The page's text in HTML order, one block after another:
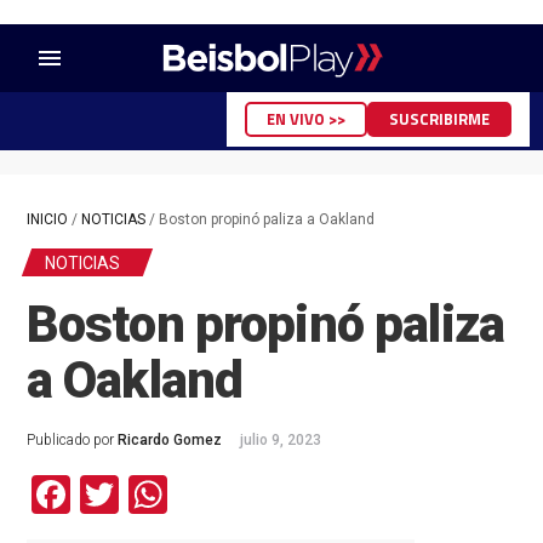
menu
EN VIVO >> SUSCRIBIRME
INICIO / NOTICIAS/ Boston propinó paliza a Oakland
NOTICIAS
Boston propinó paliza
a Oakland
Publicado por Ricardo Gomez julio 9, 2023
Facebook
TwitterWhatsApp